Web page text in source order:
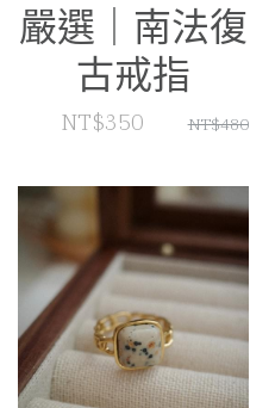
嚴選｜南法復
古戒指
NT$350 NT$480